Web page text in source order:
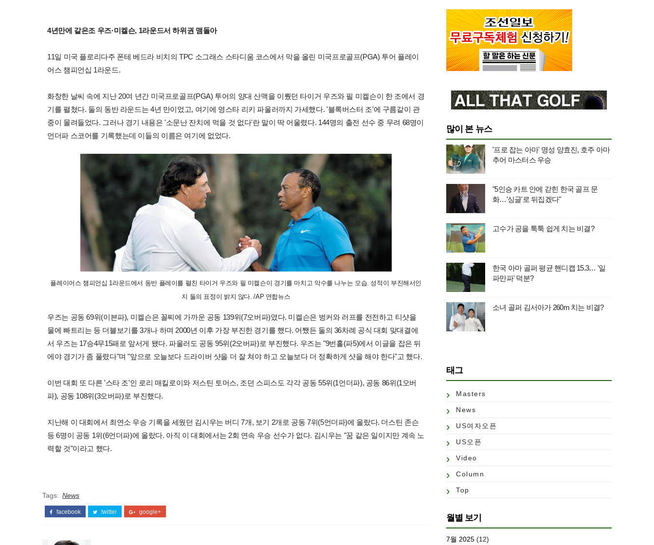
4년만에 같은조 우즈·미켈슨, 1라운드서 하위권 맴돌아
11일 미국 플로리다주 폰테 베드라 비치의 TPC 소그래스 스타디움 코스에서 막을 올린 미국프로골프(PGA) 투어 플레이
어스 챔피언십 1라운드.
화창한 날씨 속에 지난 20여 년간 미국프로골프(PGA) 투어의 양대 산맥을 이뤘던 타이거 우즈와 필 미켈슨이 한 조에서 경
기를 펼쳤다. 둘의 동반 라운드는 4년 만이었고, 여기에 영스타 리키 파울러까지 가세했다. '블록버스터 조'에 구름같이 관
중이 몰려들었다. 그러나 경기 내용은 '소문난 잔치에 먹을 것 없다'란 말이 딱 어울렸다. 144명의 출전 선수 중 무려 68명이
언더파 스코어를 기록했는데 이들의 이름은 여기에 없었다.
플레이어스 챔피언십 1라운드에서 동반 플레이를 펼친 타이거 우즈와 필 미켈슨이 경기를 마치고 악수를 나누는 모습. 성적이 부진해서인
지 둘의 표정이 밝지 않다. /AP 연합뉴스
우즈는 공동 69위(이븐파), 미켈슨은 꼴찌에 가까운 공동 139위(7오버파)였다. 미켈슨은 벙커와 러프를 전전하고 티샷을
물에 빠트리는 등 더블보기를 3개나 하며 2000년 이후 가장 부진한 경기를 했다. 어쨌든 둘의 36차례 공식 대회 맞대결에
서 우즈는 17승4무15패로 앞서게 됐다. 파울러도 공동 95위(2오버파)로 부진했다. 우즈는 "9번홀(파5)에서 이글을 잡은 뒤
에야 경기가 좀 풀렸다"며 "앞으로 오늘보다 드라이버 샷을 더 잘 쳐야 하고 오늘보다 더 정확하게 샷을 해야 한다"고 했다.
이번 대회 또 다른 '스타 조'인 로리 매킬로이와 저스틴 토머스, 조던 스피스도 각각 공동 55위(1언더파), 공동 86위(1오버
파), 공동 108위(3오버파)로 부진했다.
지난해 이 대회에서 최연소 우승 기록을 세웠던 김시우는 버디 7개, 보기 2개로 공동 7위(5언더파)에 올랐다. 더스틴 존슨
등 6명이 공동 1위(6언더파)에 올랐다. 아직 이 대회에서는 2회 연속 우승 선수가 없다. 김시우는 "꿈 같은 일이지만 계속 노
력할 것"이라고 했다.
Tags: News
facebook twitter google+
많이 본 뉴스
'프로 잡는 아마' 명성 양효진, 호주 아마
추어 마스터스 우승
"5인승 카트 안에 갇힌 한국 골프 문
화…'싱글'로 뒤집겠다"
고수가 공을 툭툭 쉽게 치는 비결?
한국 아마 골퍼 평균 핸디캡 15.3… '일
파만파' 덕분?
소녀 골퍼 김서아가 260m 치는 비결?
태그
Masters
News
US여자오픈
US오픈
Video
Column
Top
월별 보기
7월 2025 (12)